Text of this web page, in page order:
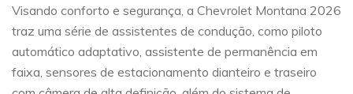
Visando conforto e segurança, a Chevrolet Montana 2026
traz uma série de assistentes de condução, como piloto
automático adaptativo, assistente de permanência em
faixa, sensores de estacionamento dianteiro e traseiro